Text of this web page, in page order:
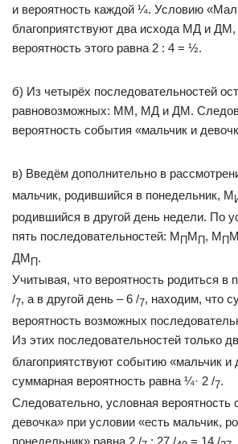
и вероятность каждой ¼. Условию
благоприятствуют два исхода МД и ДМ,
вероятность этого равна 2 : 4 = ½.
б) Из четырёх последовательностей
равновозможных: ММ, МД и ДМ.
вероятность события «мальчик и
в) Введём дополнительно в
мальчик, родившийся в понедельник, М
родившийся в другой день недели. По
пять последовательностей: М
М , М М
ДМ
.
Учитывая, что вероятность родиться в
/7, а в другой день – 6 /7, находим, что
вероятность возможных
Из этих последовательностей только
благоприятствуют событию «мальчик и
суммарная вероятность равна ¼· 2 /7.
Следовательно, условная вероятность
девочка» при условии «есть мальчик,
понедельник» равна 2 /
: 27 / = 14 / .